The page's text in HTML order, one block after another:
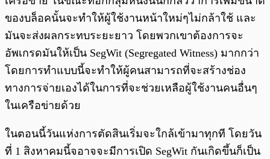
ของบล็อคนั้นจะทำให้ผู้ใช้งานหน้าใหม่ๆไม่กล้าใช้ และ
มันจะส่งผลกระทบระยะยาว โดยพวกเขาต้องการจะ
อัพเกรดมันให้เป็น SegWit (Segregated Witness) มากกว่า
โดยการทำแบบนี้จะทำให้ผู้คนสามารถที่จะสร้างช่อง
ทางการจ่ายเองได้ในการที่จะช่วยเหลือผู้ใช้งานคนอื่นๆ
ในเครือข่ายด้วย
ในตอนนี้วันแห่งการตัดสินเริ่มจะใกล้เข้ามาทุกที โดยวัน
ที่ 1 สิงหาคมนี้จอาจจะมีการเปิด SegWit กันเกิดขึ้นก็เป็น